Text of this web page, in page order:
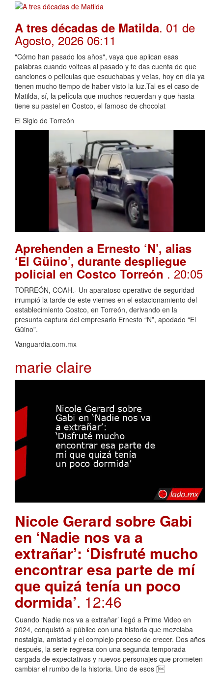
A tres décadas de Matilda. 01 de
Agosto, 2026 06:11
"Cómo han pasado los años", vaya que aplican esas
palabras cuando volteas al pasado y te das cuenta de que
canciones o películas que escuchabas y veías, hoy en día ya
tienen mucho tiempo de haber visto la luz.Tal es el caso de
Matilda, sí, la película que muchos recuerdan y que hasta
tiene su pastel en Costco, el famoso de chocolat
El Siglo de Torreón
Aprehenden a Ernesto ‘N’, alias
‘El Güino’, durante despliegue
policial en Costco Torreón. 20:05
TORREÓN, COAH.- Un aparatoso operativo de seguridad
irrumpió la tarde de este viernes en el estacionamiento del
establecimiento Costco, en Torreón, derivando en la
presunta captura del empresario Ernesto “N”, apodado “El
Güino”.
Vanguardia.com.mx
marie claire
Nicole Gerard sobre Gabi
en ‘Nadie nos va a
extrañar’: ‘Disfruté mucho
encontrar esa parte de mí
que quizá tenía un poco
dormida’. 12:46
Cuando ‘Nadie nos va a extrañar’ llegó a Prime Video en
2024, conquistó al público con una historia que mezclaba
nostalgia, amistad y el complejo proceso de crecer. Dos años
después, la serie regresa con una segunda temporada
cargada de expectativas y nuevos personajes que prometen
cambiar el rumbo de la historia. Uno de esos [